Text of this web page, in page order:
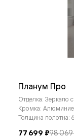
Планум Про
Отделка: Зеркало
Кромка:
Толщина полотна:
77 699 ₽98